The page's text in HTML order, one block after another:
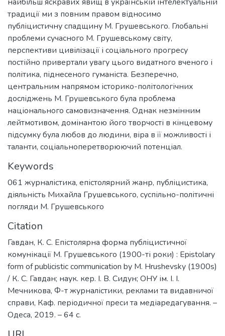
традиції ми з повним правом відносимо
публіцистичну спадщину М. Грушевського. Глобальні
проблеми сучасного М. Грушевському світу,
перспективи цивілізації і соціального прогресу
постійно привертали увагу цього видатного вченого і
політика, піднесеного гуманіста. Безперечно,
центральним напрямом історико-політологічних
досліджень М. Грушевського була проблема
національного самовизначення. Однак незмінним
лейтмотивом, домінантою його творчості в кінцевому
підсумку була любов до людини, віра в її можливості і
таланти, соціальноперетворюючий потенціал.
Keywords
061 журналістика, епістолярний жанр, публіцистика,
діяльність Михайла Грушевського, суспільно-політичні
погляди М. Грушевського
Citation
Гавдан, К. С. Епістолярна форма публіцистичної
комунікації М. Грушевського (1900-ті роки) : Epistolary
form of publicistic communication by M. Hrushevsky (1900s)
/ К. С. Гавдан; наук. кер. І. В. Сидун; ОНУ ім. І. І.
Мечникова, Ф-т журналістики, реклами та видавничої
справи, Каф. періодичної преси та медіаредагування. –
Одеса, 2019. – 64 с.